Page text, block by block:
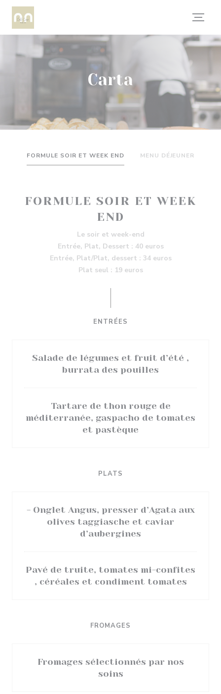
Personalización de sus opciones de cookies
Carta
FORMULE SOIR ET WEEK END MENU DÉJEUNER
FORMULE SOIR ET WEEK
END
Le soir et week-end
Entrée, Plat, Dessert : 40 euros
Entrée, Plat/Plat, dessert : 34 euros
Plat seul : 19 euros
ENTRÉES
Salade de légumes et fruit d’été ,
burrata des pouilles
Tartare de thon rouge de
méditerranée, gaspacho de tomates
et pastèque
PLATS
- Onglet Angus, presser d’Agata aux
olives taggiasche et caviar
d’aubergines
Pavé de truite, tomates mi-confites
, céréales et condiment tomates
FROMAGES
Fromages sélectionnés par nos
soins